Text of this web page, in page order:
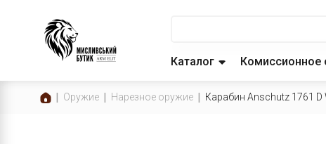
Каталог Комиссионное
Оружие Нарезное оружие Карабин Anschutz 1761 D